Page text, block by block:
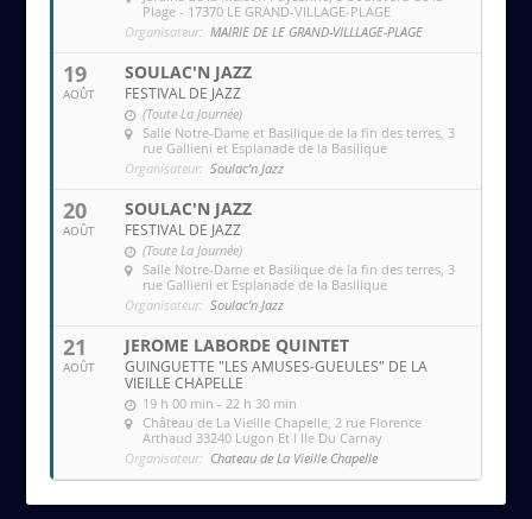
Plage - 17370 LE GRAND-VILLAGE-PLAGE
Organisateur: MAIRIE DE LE GRAND-VILLLAGE-PLAGE
19
AOÛT
SOULAC'N JAZZ
FESTIVAL DE JAZZ
(Toute La Journée)
Salle Notre-Dame et Basilique de la fin des terres , 3
rue Gallieni et Esplanade de la Basilique
Organisateur: Soulac'n Jazz
20
AOÛT
SOULAC'N JAZZ
FESTIVAL DE JAZZ
(Toute La Journée)
Salle Notre-Dame et Basilique de la fin des terres , 3
rue Gallieni et Esplanade de la Basilique
Organisateur: Soulac'n Jazz
21
AOÛT
JEROME LABORDE QUINTET
GUINGUETTE "LES AMUSES-GUEULES" DE LA
VIEILLE CHAPELLE
19 h 00 min - 22 h 30 min
Château de La Vieille Chapelle , 2 rue Florence
Arthaud 33240 Lugon Et l Ile Du Carnay
Organisateur: Chateau de La Vieille Chapelle